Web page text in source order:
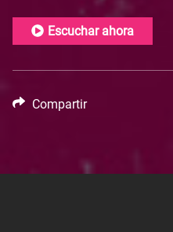
Escuchar ahora
Compartir